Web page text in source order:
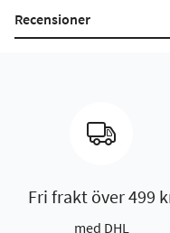
Recensioner
Fri frakt över 499
med DHL